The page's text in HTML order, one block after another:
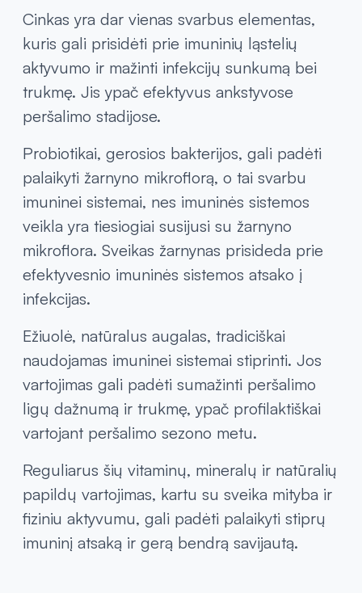
Cinkas yra dar vienas svarbus elementas,
kuris gali prisidėti prie imuninių ląstelių
aktyvumo ir mažinti infekcijų sunkumą bei
trukmę. Jis ypač efektyvus ankstyvose
peršalimo stadijose.
Probiotikai, gerosios bakterijos, gali padėti
palaikyti žarnyno mikroflorą, o tai svarbu
imuninei sistemai, nes imuninės sistemos
veikla yra tiesiogiai susijusi su žarnyno
mikroflora. Sveikas žarnynas prisideda prie
efektyvesnio imuninės sistemos atsako į
infekcijas.
Ežiuolė, natūralus augalas, tradiciškai
naudojamas imuninei sistemai stiprinti. Jos
vartojimas gali padėti sumažinti peršalimo
ligų dažnumą ir trukmę, ypač profilaktiškai
vartojant peršalimo sezono metu.
Reguliarus šių vitaminų, mineralų ir natūralių
papildų vartojimas, kartu su sveika mityba ir
fiziniu aktyvumu, gali padėti palaikyti stiprų
imuninį atsaką ir gerą bendrą savijautą.